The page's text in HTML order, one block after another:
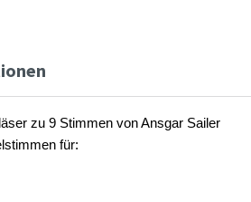
zu 9 Stimmen von Ansgar Sailer
für: